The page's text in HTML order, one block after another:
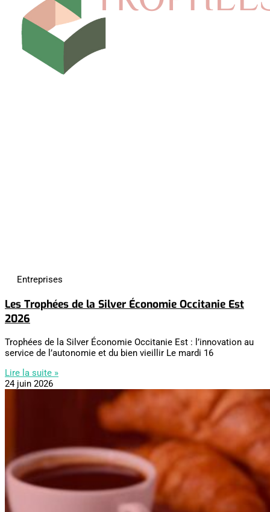
Entreprises
Les Trophées de la Silver Économie Occitanie Est
2026
Trophées de la Silver Économie Occitanie Est : l’innovation au
service de l’autonomie et du bien vieillir Le mardi 16
Lire la suite »
24 juin 2026